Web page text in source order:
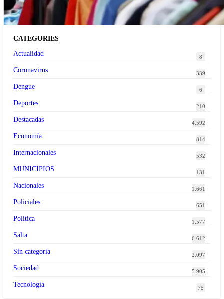
CATEGORIES
Actualidad
8
Coronavirus 339
Dengue 6
Deportes 210
Destacadas 4.592
Economía 814
Internacionales 532
MUNICIPIOS 131
Nacionales 1.661
Policiales 651
Política 1.577
Salta 6.612
Sin categoría 2.097
Sociedad 5.905
Tecnología 75